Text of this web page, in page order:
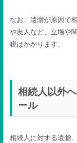
なお、遺贈が原因で
や友人など、立場や
税はかかります。
相続人以外
ール
相続人に対する遺贈